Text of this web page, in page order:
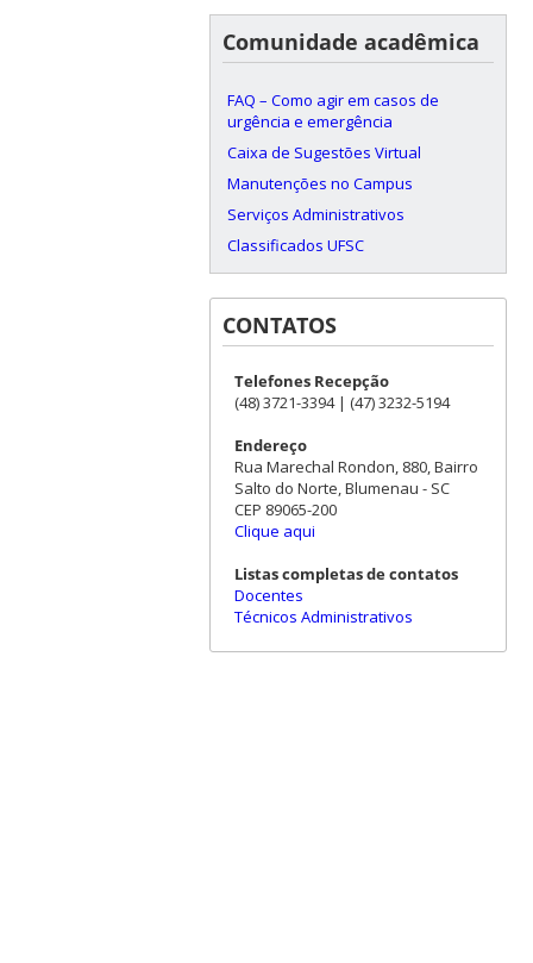
Comunidade acadêmica
FAQ – Como agir em casos de
urgência e emergência
Caixa de Sugestões Virtual
Manutenções no Campus
Serviços Administrativos
Classificados UFSC
CONTATOS
Telefones Recepção
(48) 3721-3394 | (47) 3232-5194
Endereço
Rua Marechal Rondon, 880, Bairro
Salto do Norte, Blumenau - SC
CEP 89065-200
Clique aqui
Listas completas de contatos
Docentes
Técnicos Administrativos